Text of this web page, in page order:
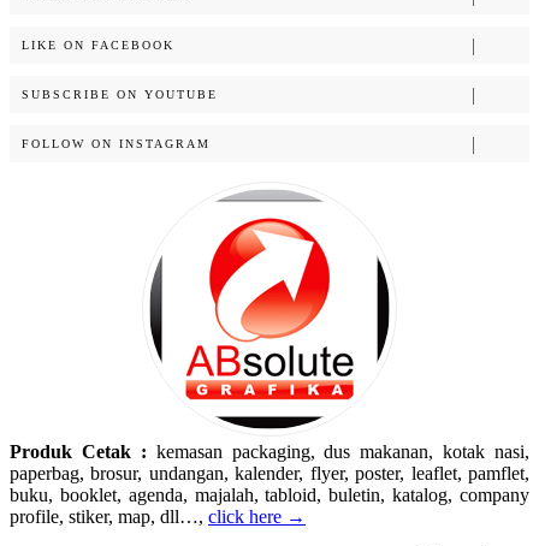
LIKE ON FACEBOOK
SUBSCRIBE ON YOUTUBE
FOLLOW ON INSTAGRAM
Produk Cetak : kemasan packaging, dus makanan, kotak nasi,
paperbag, brosur, undangan, kalender, flyer, poster, leaflet, pamflet,
buku, booklet, agenda, majalah, tabloid, buletin, katalog, company
profile, stiker, map, dll…, click here →